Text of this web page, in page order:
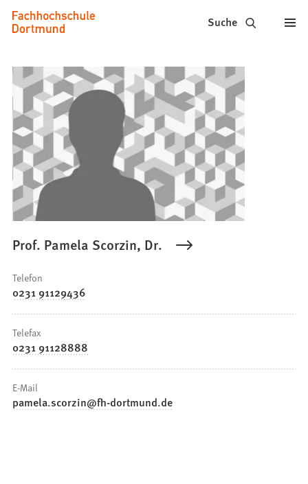
Inhalt anspringen
Fachhochschule
Dortmund
-
Studium,
Studiengänge,
Bewerbung
Suche
Prof. Pamela Scorzin, Dr.
Telefon
0231 91129436
Telefax
0231 91128888
E-Mail
pamela.scorzin fh-dortmund de